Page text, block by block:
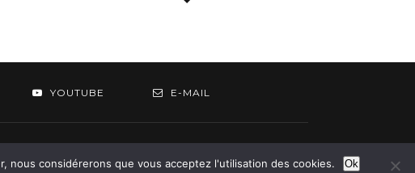
YOUTUBE E-MAIL
nous considérerons que vous acceptez l'utilisation des cookies. Ok